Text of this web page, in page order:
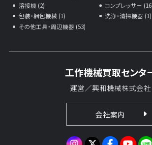
溶接機 (2)
コンプレッサー
包装・梱包機械 (1)
洗浄・清掃機器 (1)
その他工具・周辺機器 (53)
工作機械買取センタ
運営／興和機械株式会社
会社案内